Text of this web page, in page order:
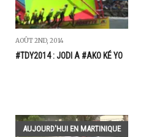
AOÛT 2ND, 2014
#TDY2014 : JODI A #AKO KÉ YO
AUJOURD'HUI EN MARTINIQUE